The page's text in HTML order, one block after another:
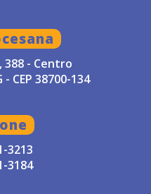
388 - Centro
CEP 38700-134
3213
3184